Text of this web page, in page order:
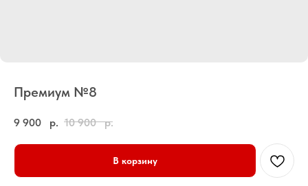
Премиум №8
9 900 р. 10 900 р.
В корзину